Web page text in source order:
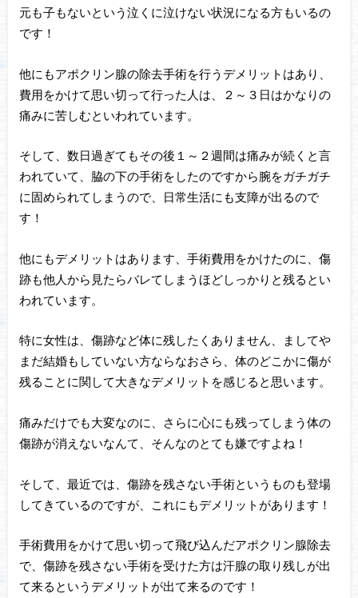
元も子もないという泣くに泣けない状況になる方もいるの
です！
他にもアポクリン腺の除去手術を行うデメリットはあり、
費用をかけて思い切って行った人は、２～３日はかなりの
痛みに苦しむといわれています。
そして、数日過ぎてもその後１～２週間は痛みが続くと言
われていて、脇の下の手術をしたのですから腕をガチガチ
に固められてしまうので、日常生活にも支障が出るので
す！
他にもデメリットはあります、手術費用をかけたのに、傷
跡も他人から見たらバレてしまうほどしっかりと残るとい
われています。
特に女性は、傷跡など体に残したくありません、ましてや
まだ結婚もしていない方ならなおさら、体のどこかに傷が
残ることに関して大きなデメリットを感じると思います。
痛みだけでも大変なのに、さらに心にも残ってしまう体の
傷跡が消えないなんて、そんなのとても嫌ですよね！
そして、最近では、傷跡を残さない手術というものも登場
してきているのですが、これにもデメリットがあります！
手術費用をかけて思い切って飛び込んだアポクリン腺除去
で、傷跡を残さない手術を受けた方は汗腺の取り残しが出
て来るというデメリットが出て来るのです！